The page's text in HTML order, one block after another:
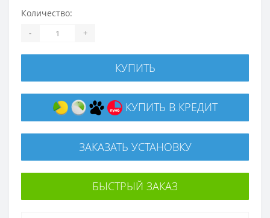
Количество:
- +
КУПИТЬ
КУПИТЬ В КРЕДИТ
ЗАКАЗАТЬ УСТАНОВКУ
БЫСТРЫЙ ЗАКАЗ